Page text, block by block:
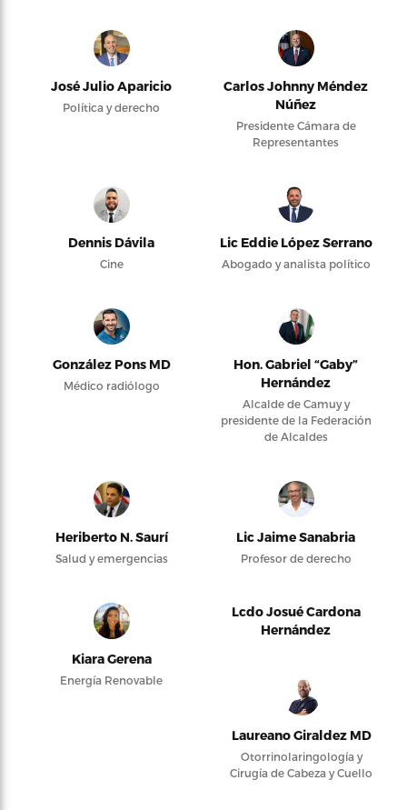
José Julio Aparicio
Política y derecho
Carlos Johnny Méndez
Núñez
Presidente Cámara de
Representantes
Dennis Dávila
Cine
Lic Eddie López Serrano
Abogado y analista político
González Pons MD
Médico radiólogo
Hon. Gabriel “Gaby”
Hernández
Alcalde de Camuy y
presidente de la Federación
de Alcaldes
Heriberto N. Saurí
Salud y emergencias
Lic Jaime Sanabria
Profesor de derecho
Kiara Gerena
Energía Renovable
Lcdo Josué Cardona
Hernández
Laureano Giraldez MD
Otorrinolaringología y
Cirugía de Cabeza y Cuello